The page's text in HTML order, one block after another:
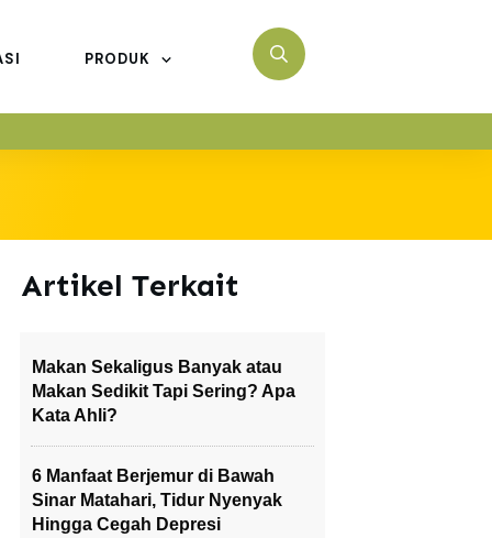
PRODUK
Artikel Terkait
Makan Sekaligus Banyak atau
Makan Sedikit Tapi Sering? Apa
Kata Ahli?
6 Manfaat Berjemur di Bawah
Sinar Matahari, Tidur Nyenyak
Hingga Cegah Depresi